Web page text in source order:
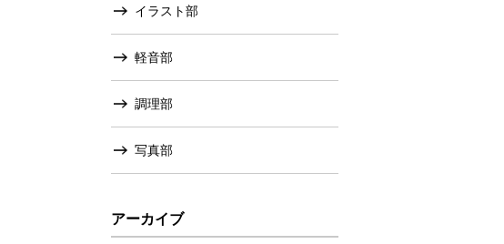
イラスト部
軽音部
調理部
写真部
アーカイブ